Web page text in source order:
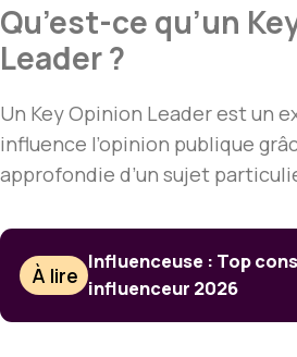
Qu’est-ce qu’un
Leader ?
Un Key Opinion Leader est un
influence l’opinion publique
approfondie d’un sujet
À lire
Influenceuse : Top
influenceur 2026